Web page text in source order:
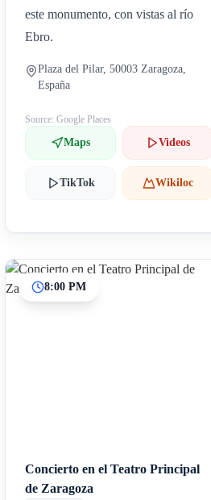
este monumento, con vistas al río
Ebro.
Plaza del Pilar, 50003 Zaragoza,
España
Source: Google Places
Maps Videos
TikTok Wikiloc
8:00 PM
Concierto en el Teatro Principal
de Zaragoza